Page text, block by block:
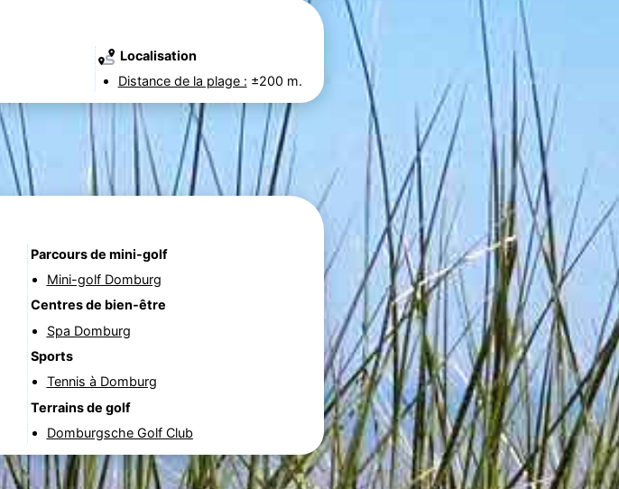
Localisation
Distance de la plage : ±200 m.
Parcours de mini-golf
Mini-golf Domburg
Centres de bien-être
Spa Domburg
Sports
Tennis à Domburg
Terrains de golf
Domburgsche Golf Club